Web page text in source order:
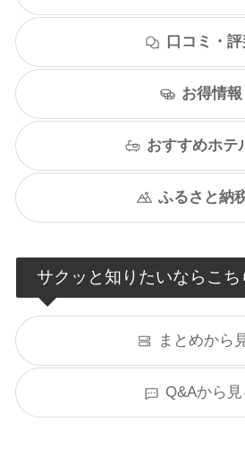
口コミ・評
お得情報
おすすめホテ
ふるさと納
サクッと知りたいならこち
まとめから
Q&Aから見